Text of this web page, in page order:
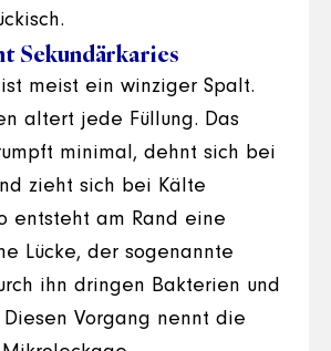
Sekundärkaries
meist ein winziger Spalt.
altert jede Füllung. Das
minimal, dehnt sich bei
zieht sich bei Kälte
entsteht am Rand eine
Lücke, der sogenannte
ihn dringen Bakterien und
Vorgang nennt die